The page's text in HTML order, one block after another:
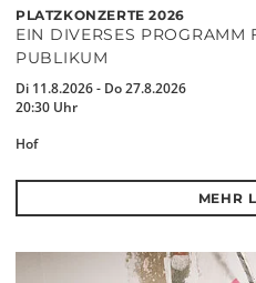
PLATZKONZERTE 2026
EIN DIVERSES PROGRAMM
PUBLIKUM
Di 11.8.2026 - Do 27.8.2026
20:30 Uhr
Hof
MEHR